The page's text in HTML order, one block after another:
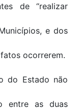
de “realizar
e dos
ocorrerem.
do Estado não
entre as duas